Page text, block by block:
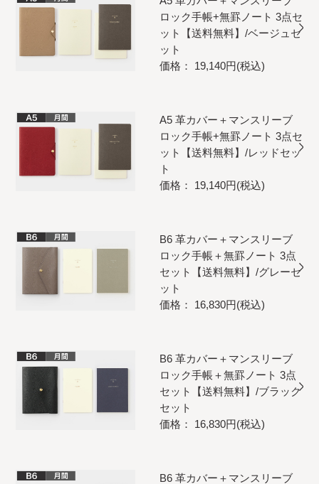
ロック手帳+無罫ノート 3点セ
ット【送料無料】/ベージュセ
ット
価格： 19,140円(税込)
A5 革カバー＋マンスリーブ
ロック手帳+無罫ノート 3点セ
ット【送料無料】/レッドセッ
ト
価格： 19,140円(税込)
B6 革カバー＋マンスリーブ
ロック手帳＋無罫ノート 3点
セット【送料無料】/グレーセ
ット
価格： 16,830円(税込)
B6 革カバー＋マンスリーブ
ロック手帳＋無罫ノート 3点
セット【送料無料】/ブラック
セット
価格： 16,830円(税込)
B6 革カバー＋マンスリーブ